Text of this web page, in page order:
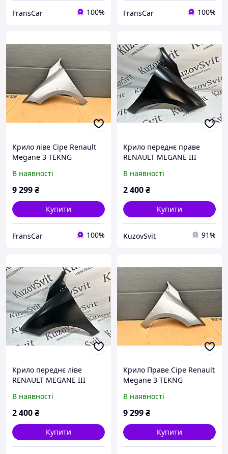
FransCar 100% FransCar 100%
Крило ліве Сіре Renault
Megane 3 TEKNG
В наявності
9 299₴
Купити
FransCar 100%
Крило переднє праве
RENAULT MEGANE III
В наявності
2 400₴
Купити
KuzovSvit 91%
Крило переднє ліве
RENAULT MEGANE III
В наявності
2 400₴
Купити
Крило Праве Сіре Renault
Megane 3 TEKNG
В наявності
9 299₴
Купити